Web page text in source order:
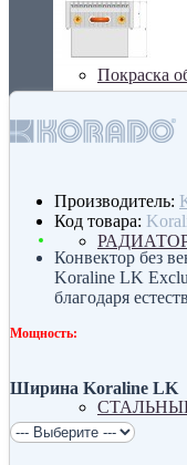
Покраска
Производитель:
Код товара:
Конвектор без
Koraline LK
благодаря
Мощность:
Ширина Koraline LK